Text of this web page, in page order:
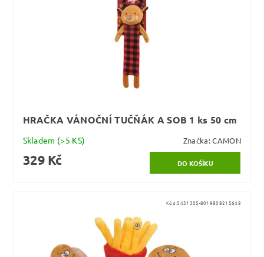
HRAČKA VÁNOČNÍ TUČŇÁK A SOB 1 ks 50 cm
Skladem (>5 KS) Značka:CAMON
329 Kč
Kód:5431305-8019808215648